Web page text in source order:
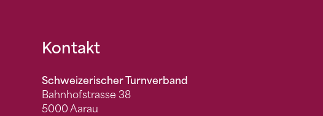
Fusszeile
Kontakt
Schweizerischer Turnverband
Bahnhofstrasse 38
5000 Aarau